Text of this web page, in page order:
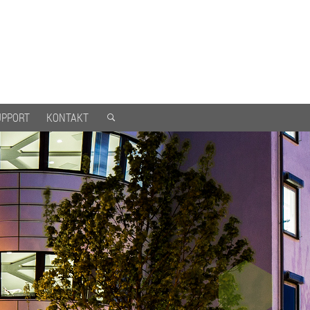
KONTAKT